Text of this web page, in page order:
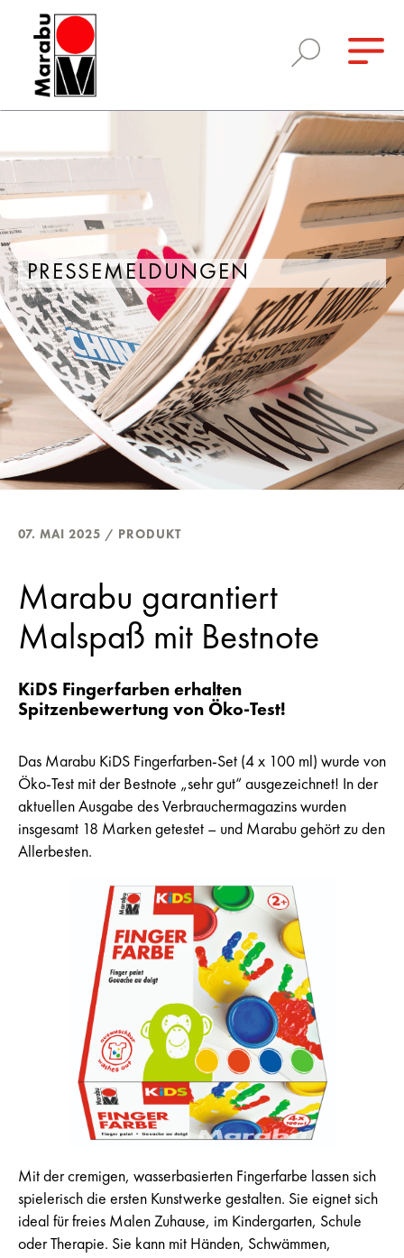
PRESSEMELDUNGEN
07. MAI 2025 / PRODUKT
Marabu garantiert
Malspaß mit Bestnote
KiDS Fingerfarben erhalten
Spitzenbewertung von Öko-Test!
Das Marabu KiDS Fingerfarben-Set (4 x 100 ml) wurde von
Öko-Test mit der Bestnote „sehr gut“ ausgezeichnet! In der
aktuellen Ausgabe des Verbrauchermagazins wurden
insgesamt 18 Marken getestet – und Marabu gehört zu den
Allerbesten.
Mit der cremigen, wasserbasierten Fingerfarbe lassen sich
spielerisch die ersten Kunstwerke gestalten. Sie eignet sich
ideal für freies Malen Zuhause, im Kindergarten, Schule
oder Therapie. Sie kann mit Händen, Schwämmen,